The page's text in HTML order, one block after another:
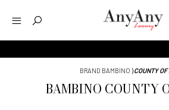
BRAND BAMBINO ⟩COUNTY
BAMBINO COUNTY